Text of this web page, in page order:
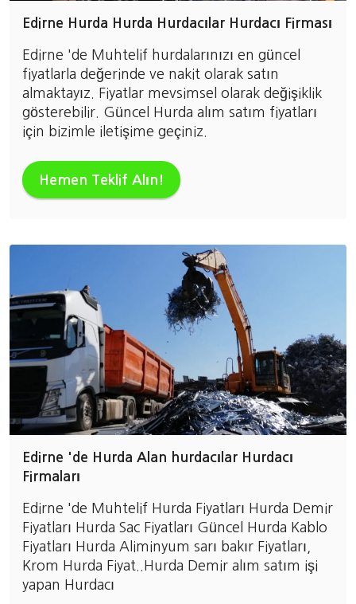
Edirne Hurda Hurda Hurdacılar Hurdacı Firması
Edirne 'de Muhtelif hurdalarınızı en güncel
fiyatlarla değerinde ve nakit olarak satın
almaktayız. Fiyatlar mevsimsel olarak değişiklik
gösterebilir. Güncel Hurda alım satım fiyatları
için bizimle iletişime geçiniz.
Hemen Teklif Alın!
Edirne 'de Hurda Alan hurdacılar Hurdacı
Firmaları
Edirne 'de Muhtelif Hurda Fiyatları Hurda Demir
Fiyatları Hurda Sac Fiyatları Güncel Hurda Kablo
Fiyatları Hurda Aliminyum sarı bakır Fiyatları,
Krom Hurda Fiyat..Hurda Demir alım satım işi
yapan Hurdacı